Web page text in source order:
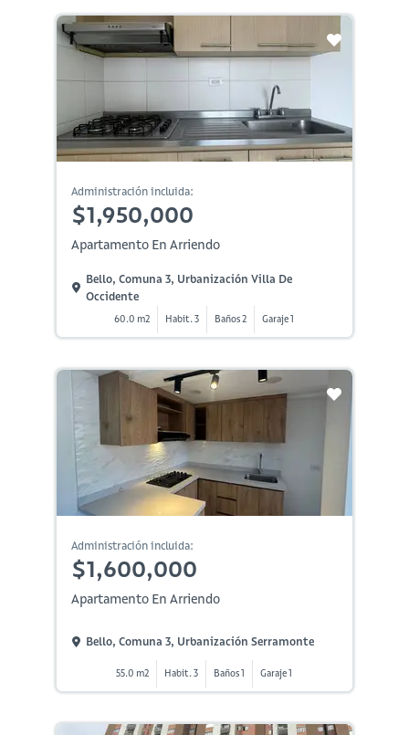
Administración incluida:
$1,950,000
Apartamento En Arriendo
Bello, Comuna 3, Urbanización Villa De
Occidente
60.0 m2 Habit. 3 Baños 2 Garaje 1
Administración incluida:
$1,600,000
Apartamento En Arriendo
Bello, Comuna 3, Urbanización Serramonte
55.0 m2 Habit. 3 Baños 1 Garaje 1